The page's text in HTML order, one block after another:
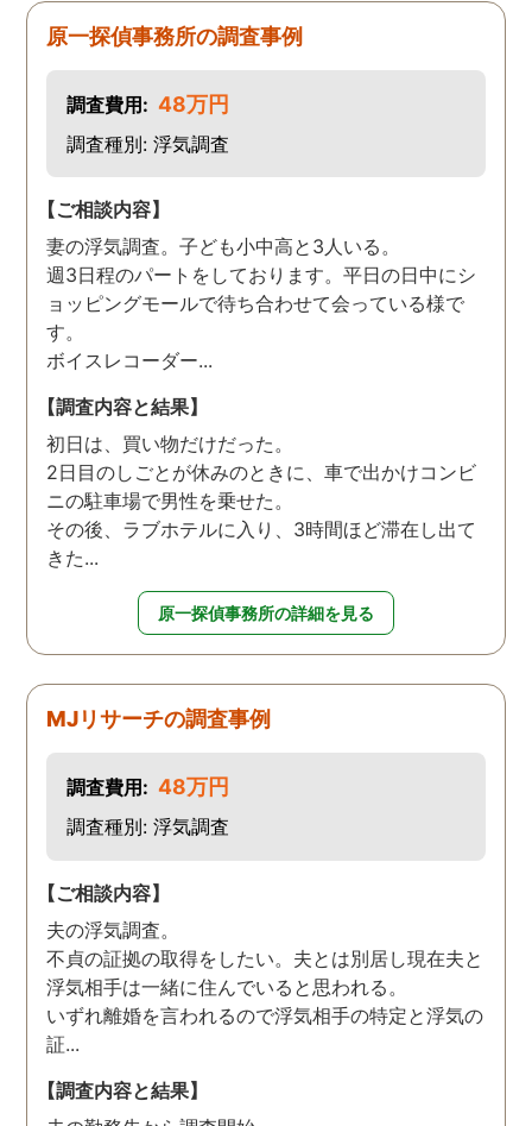
原一探偵事務所の調査事例
調査費用: 48万円
調査種別: 浮気調査
【ご相談内容】
妻の浮気調査。子ども小中高と3人いる。
週3日程のパートをしております。平日の日中にシ
ョッピングモールで待ち合わせて会っている様で
す。
ボイスレコーダー...
【調査内容と結果】
初日は、買い物だけだった。
2日目のしごとが休みのときに、車で出かけコンビ
ニの駐車場で男性を乗せた。
その後、ラブホテルに入り、3時間ほど滞在し出て
きた...
原一探偵事務所の詳細を見る
MJリサーチの調査事例
調査費用: 48万円
調査種別: 浮気調査
【ご相談内容】
夫の浮気調査。
不貞の証拠の取得をしたい。夫とは別居し現在夫と
浮気相手は一緒に住んでいると思われる。
いずれ離婚を言われるので浮気相手の特定と浮気の
証...
【調査内容と結果】